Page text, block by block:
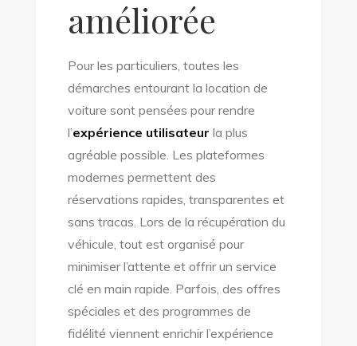
améliorée
Pour les particuliers, toutes les
démarches entourant la location de
voiture sont pensées pour rendre
l’expérience utilisateur la plus
agréable possible. Les plateformes
modernes permettent des
réservations rapides, transparentes et
sans tracas. Lors de la récupération du
véhicule, tout est organisé pour
minimiser l’attente et offrir un service
clé en main rapide. Parfois, des offres
spéciales et des programmes de
fidélité viennent enrichir l’expérience